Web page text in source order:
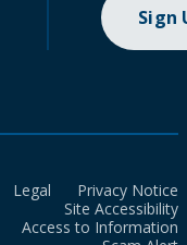
Sign
Legal
Privacy Notice
Site Accessibility
Access to Information